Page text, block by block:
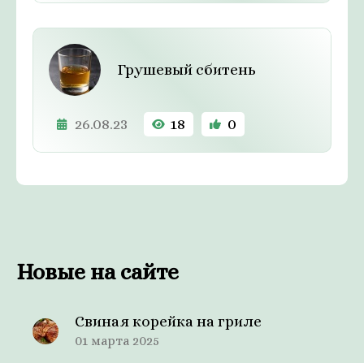
Грушевый сбитень
26.08.23 18 0
Новые на сайте
Свиная корейка на гриле
01 марта 2025